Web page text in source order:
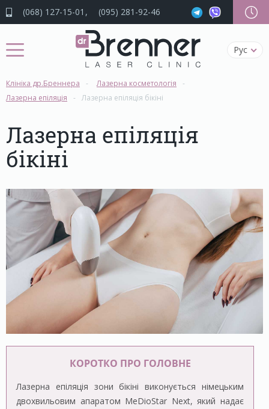
(068) 127-15-01 (095) 281-92-46
Рус
Клініка др.Бреннера
Лазерна косметологія
Лазерна епіляція
Лазерна епіляція бікіні
Лазерна епіляція
бікіні
КОРОТКО ПРО ГОЛОВНЕ
Лазерна епіляція зони бікіні виконується німецьким
двохвильовим апаратом MeDioStar Next, який надає